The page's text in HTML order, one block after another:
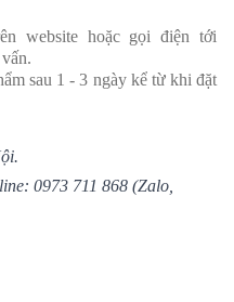
website hoặc gọi điện tới
sau 1 - 3 ngày kể từ khi đặt
0973 711 868 (Zalo,